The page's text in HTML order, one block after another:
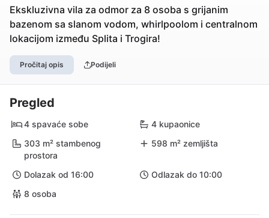
Ekskluzivna vila za odmor za 8 osoba s grijanim
bazenom sa slanom vodom, whirlpoolom i centralnom
lokacijom između Splita i Trogira!
Pročitaj opis Podijeli
Pregled
4 spavaće sobe
4 kupaonice
303 m² stambenog
prostora
598 m² zemljišta
Dolazak od 16:00
Odlazak do 10:00
8 osoba